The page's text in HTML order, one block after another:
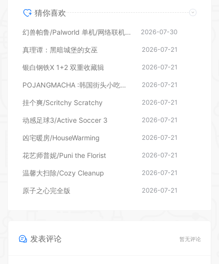
银白钢铁X 1+2 双重收藏辑
POJANGMACHA :韩国街头小吃模拟器 2026-07-21
挂个爽/Scritchy Scratchy 2026-07-21
动感足球3/Active Soccer 3 2026-07-21
凶宅暖房/HouseWarming 2026-07-21
花艺师普妮/Puni the Florist 2026-07-21
温馨大扫除/Cozy Cleanup 2026-07-21
原子之心完全版 2026-07-21
发表评论